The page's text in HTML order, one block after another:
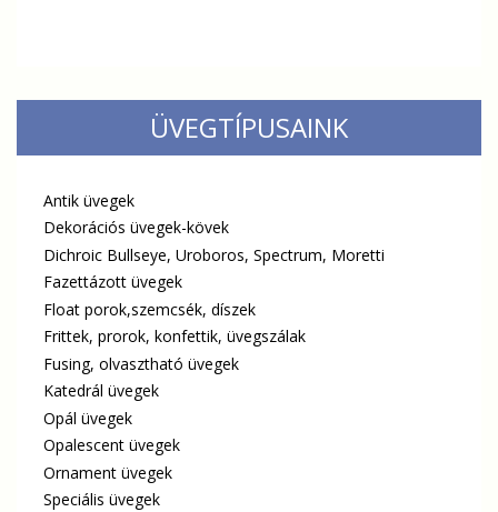
ÜVEGTÍPUSAINK
Antik üvegek
Dekorációs üvegek-kövek
Dichroic Bullseye, Uroboros, Spectrum, Moretti
Fazettázott üvegek
Float porok,szemcsék, díszek
Frittek, prorok, konfettik, üvegszálak
Fusing, olvasztható üvegek
Katedrál üvegek
Opál üvegek
Opalescent üvegek
Ornament üvegek
Speciális üvegek